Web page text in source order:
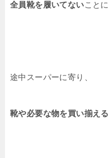
全員靴を履いてないこと
途中スーパーに寄り、
靴や必要な物を買い揃える